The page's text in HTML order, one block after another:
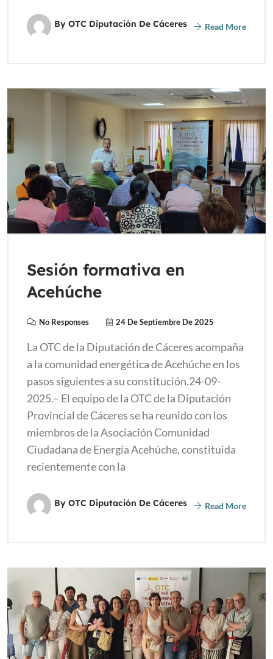
By OTC Diputación De Cáceres Read More
Sesión formativa en
Acehúche
No Responses 24 De Septiembre De 2025
La OTC de la Diputación de Cáceres acompaña
a la comunidad energética de Acehúche en los
pasos siguientes a su constitución.24-09-
2025.– El equipo de la OTC de la Diputación
Provincial de Cáceres se ha reunido con los
miembros de la Asociación Comunidad
Ciudadana de Energía Acehúche, constituida
recientemente con la
By OTC Diputación De Cáceres Read More